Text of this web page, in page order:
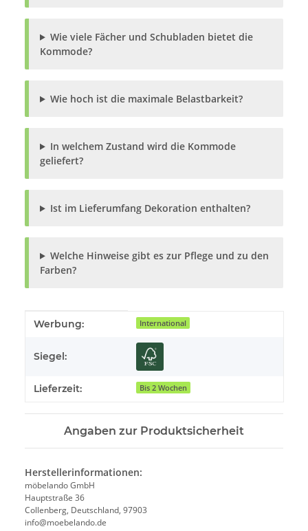
Wie viele Fächer und Schubladen bietet die
Kommode?
Wie hoch ist die maximale Belastbarkeit?
In welchem Zustand wird die Kommode
geliefert?
Ist im Lieferumfang Dekoration enthalten?
Welche Hinweise gibt es zur Pflege und zu den
Farben?
Produkteigenschaft
Wert
Werbung: International
Siegel:
Lieferzeit: Bis 2 Wochen
Angaben zur Produktsicherheit
Herstellerinformationen:
möbelando GmbH
Hauptstraße 36
Collenberg, Deutschland, 97903
info@moebelando.de